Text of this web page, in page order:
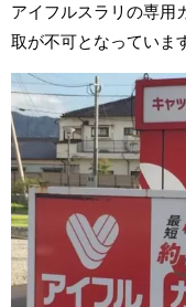
アイフルスラリの専用
取が不可となっていま